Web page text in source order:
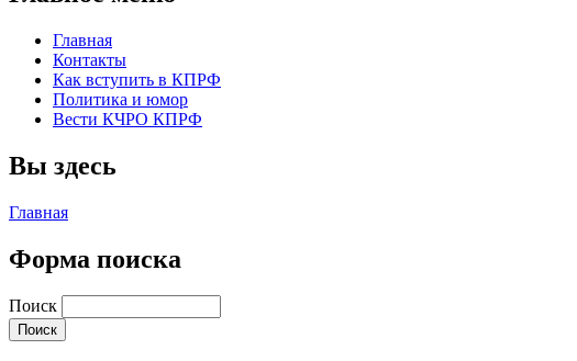
Главная
Контакты
Как вступить в КПРФ
Политика и юмор
Вести КЧРО КПРФ
Вы здесь
Главная
Форма поиска
Поиск